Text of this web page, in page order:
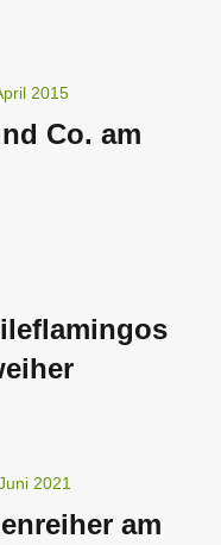
2015
Co. am
2021
am